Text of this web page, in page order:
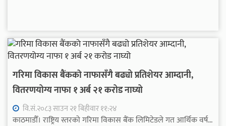
गरिमा विकास बैंककाे नाफासँगै बढ्यो प्रतिशेयर आम्दानी,
वितरणयोग्य नाफा १ अर्ब २१ करोड नाघ्यो
वि.सं.२०८३ साउन २१ बिहीवार ११:२४
काठमाडौँ। राष्ट्रिय स्तरको गरिमा विकास बैंक लिमिटेडले गत आर्थिक वर्ष...